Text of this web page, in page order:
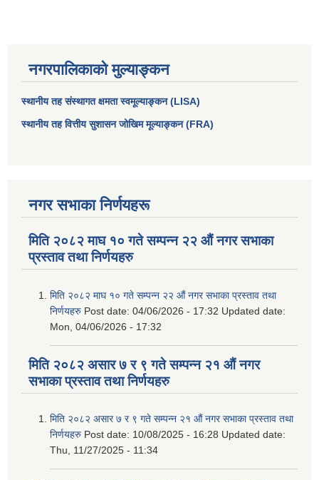
नगरपालिकाको मुल्याङ्कन
स्थानीय तह संस्थागत क्षमता स्वमूल्याङ्कन (LISA)
स्थानीय तह वित्तीय सुशासन जोखिम मूल्याङ्कन (FRA)
नगर सभाका निर्णयहरू
मिति २०८२ माघ १० गते सम्पन्न २२ औं नगर सभाका
प्रस्ताव तथा निर्णयहरु
मिति २०८२ माघ १० गते सम्पन्न २२ औं नगर सभाका प्रस्ताव तथा
निर्णयहरु Post date: 04/06/2026 - 17:32 Updated date:
Mon, 04/06/2026 - 17:32
मिति २०८२ असार ७ र ९ गते सम्पन्न २१ औं नगर
सभाका प्रस्ताव तथा निर्णयहरु
मिति २०८२ असार ७ र ९ गते सम्पन्न २१ औं नगर सभाका प्रस्ताव तथा
निर्णयहरु Post date: 10/08/2025 - 16:28 Updated date:
Thu, 11/27/2025 - 11:34